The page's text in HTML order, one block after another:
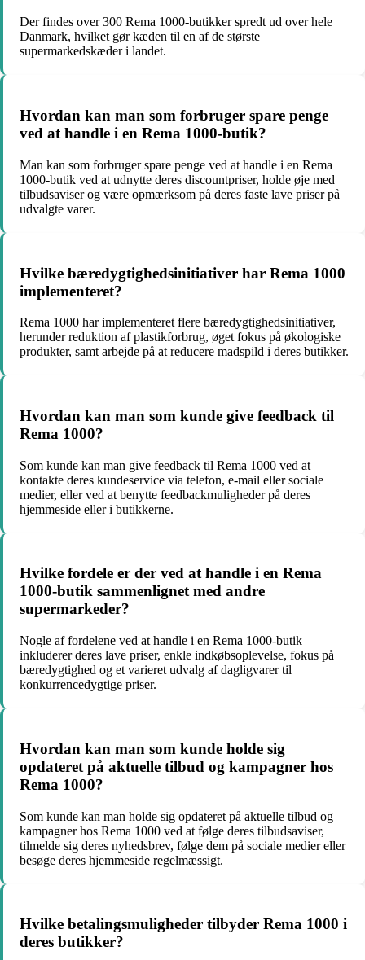
Der findes over 300 Rema 1000-butikker spredt ud over hele
Danmark, hvilket gør kæden til en af de største
supermarkedskæder i landet.
Hvordan kan man som forbruger spare penge
ved at handle i en Rema 1000-butik?
Man kan som forbruger spare penge ved at handle i en Rema
1000-butik ved at udnytte deres discountpriser, holde øje med
tilbudsaviser og være opmærksom på deres faste lave priser på
udvalgte varer.
Hvilke bæredygtighedsinitiativer har Rema 1000
implementeret?
Rema 1000 har implementeret flere bæredygtighedsinitiativer,
herunder reduktion af plastikforbrug, øget fokus på økologiske
produkter, samt arbejde på at reducere madspild i deres butikker.
Hvordan kan man som kunde give feedback til
Rema 1000?
Som kunde kan man give feedback til Rema 1000 ved at
kontakte deres kundeservice via telefon, e-mail eller sociale
medier, eller ved at benytte feedbackmuligheder på deres
hjemmeside eller i butikkerne.
Hvilke fordele er der ved at handle i en Rema
1000-butik sammenlignet med andre
supermarkeder?
Nogle af fordelene ved at handle i en Rema 1000-butik
inkluderer deres lave priser, enkle indkøbsoplevelse, fokus på
bæredygtighed og et varieret udvalg af dagligvarer til
konkurrencedygtige priser.
Hvordan kan man som kunde holde sig
opdateret på aktuelle tilbud og kampagner hos
Rema 1000?
Som kunde kan man holde sig opdateret på aktuelle tilbud og
kampagner hos Rema 1000 ved at følge deres tilbudsaviser,
tilmelde sig deres nyhedsbrev, følge dem på sociale medier eller
besøge deres hjemmeside regelmæssigt.
Hvilke betalingsmuligheder tilbyder Rema 1000 i
deres butikker?